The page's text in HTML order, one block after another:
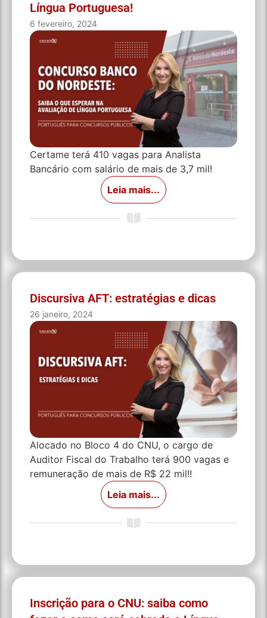
Língua Portuguesa!
6 fevereiro, 2024
Certame terá 410 vagas para Analista
Bancário com salário de mais de 3,7 mil!
Leia mais...
Discursiva AFT: estratégias e dicas
26 janeiro, 2024
Alocado no Bloco 4 do CNU, o cargo de
Auditor Fiscal do Trabalho terá 900 vagas e
remuneração de mais de R$ 22 mil!!
Leia mais...
Inscrição para o CNU: saiba como